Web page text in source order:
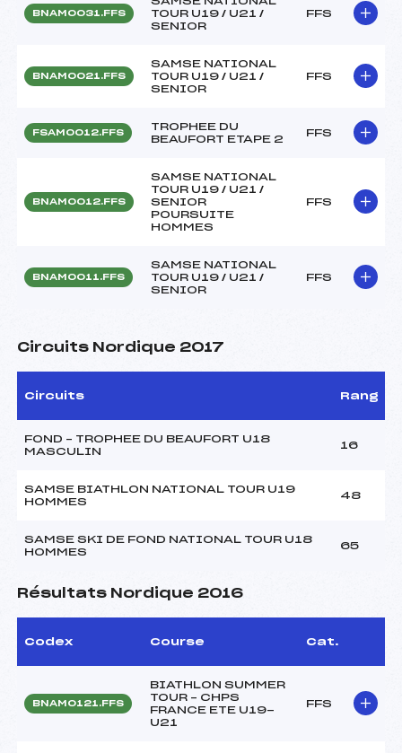
BNAM0031.FFS
TOUR U19 / U21 /
SENIOR
FFS
BNAM0021.FFS
SAMSE NATIONAL
TOUR U19 / U21 /
SENIOR
FFS
FSAM0012.FFS
TROPHEE DU
BEAUFORT ETAPE 2
FFS
BNAM0012.FFS
SAMSE NATIONAL
TOUR U19 / U21 /
SENIOR
POURSUITE
HOMMES
FFS
BNAM0011.FFS
SAMSE NATIONAL
TOUR U19 / U21 /
SENIOR
FFS
Circuits Nordique 2017
Circuits Rang
FOND – TROPHEE DU BEAUFORT U18
MASCULIN
16
SAMSE BIATHLON NATIONAL TOUR U19
HOMMES
48
SAMSE SKI DE FOND NATIONAL TOUR U18
HOMMES
65
Résultats Nordique 2016
Codex Course Cat.
BNAM0121.FFS
BIATHLON SUMMER
TOUR – CHPS
FRANCE ETE U19-
U21
FFS